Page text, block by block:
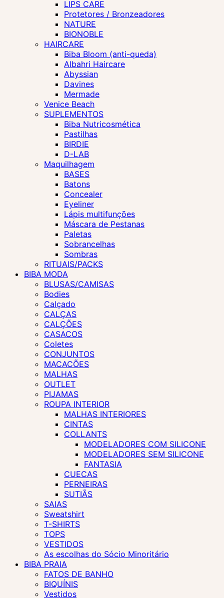
LIPS CARE
Protetores / Bronzeadores
NATURE
BIONOBLE
HAIRCARE
Biba Bloom (anti-queda)
Albahri Haircare
Abyssian
Davines
Mermade
Venice Beach
SUPLEMENTOS
Biba Nutricosmética
Pastilhas
BIRDIE
D-LAB
Maquilhagem
BASES
Batons
Concealer
Eyeliner
Lápis multifunções
Máscara de Pestanas
Paletas
Sobrancelhas
Sombras
RITUAIS/PACKS
BIBA MODA
BLUSAS/CAMISAS
Bodies
Calçado
CALÇAS
CALÇÕES
CASACOS
Coletes
CONJUNTOS
MACACÕES
MALHAS
OUTLET
PIJAMAS
ROUPA INTERIOR
MALHAS INTERIORES
CINTAS
COLLANTS
MODELADORES COM SILICONE
MODELADORES SEM SILICONE
FANTASIA
CUECAS
PERNEIRAS
SUTIÃS
SAIAS
Sweatshirt
T-SHIRTS
TOPS
VESTIDOS
As escolhas do Sócio Minoritário
BIBA PRAIA
FATOS DE BANHO
BIQUÍNIS
Vestidos